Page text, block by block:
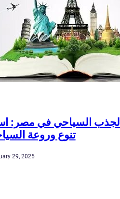
الجذب السياحي في مصر:
تنوع وروعة
29, 2025